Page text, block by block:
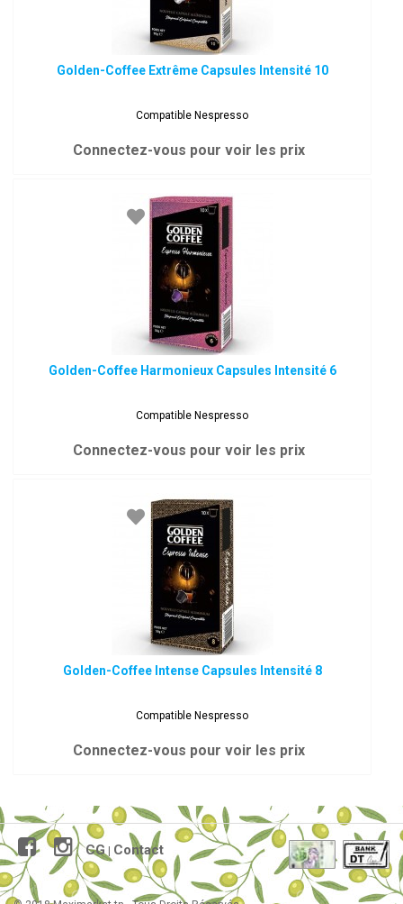
Golden-Coffee Extrême Capsules Intensité 10
Compatible Nespresso
Connectez-vous pour voir les prix
Golden-Coffee Harmonieux Capsules Intensité 6
Compatible Nespresso
Connectez-vous pour voir les prix
Golden-Coffee Intense Capsules Intensité 8
Compatible Nespresso
Connectez-vous pour voir les prix
CG| Contact